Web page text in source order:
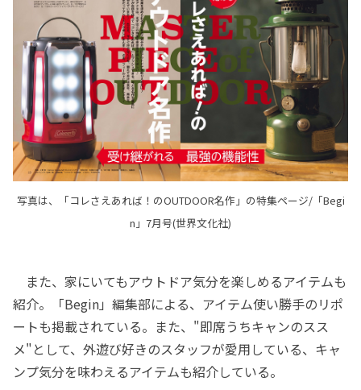
写真は、「コレさえあれば！のOUTDOOR名作」の特集ページ/「Begi
n」7月号(世界文化社)
また、家にいてもアウトドア気分を楽しめるアイテムも
紹介。「Begin」編集部による、アイテム使い勝手のリポ
ートも掲載されている。また、"即席うちキャンのスス
メ"として、外遊び好きのスタッフが愛用している、キャ
ンプ気分を味わえるアイテムも紹介している。